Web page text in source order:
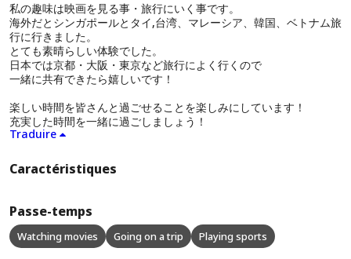
私の趣味は映画を見る事・旅行にいく事です。
海外だとシンガポールとタイ,台湾、マレーシア、韓国、ベトナム旅
行に行きました。
とても素晴らしい体験でした。
日本では京都・大阪・東京など旅行によく行くので
一緒に共有できたら嬉しいです！
楽しい時間を皆さんと過ごせることを楽しみにしています！
充実した時間を一緒に過ごしましょう！
Traduire
Caractéristiques
Passe-temps
Watching movies Going on a trip Playing sports